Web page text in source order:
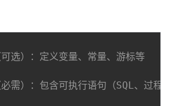
选）：定义变量、常量、游标等
需）：包含可执行语句（SQL、过程